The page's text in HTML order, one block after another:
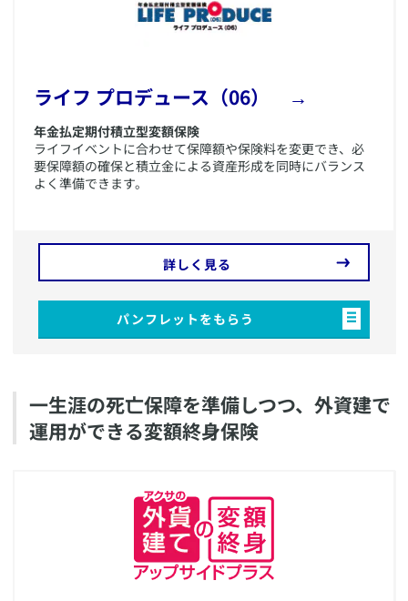
​ライフ プロデュース（06） →
年金払定期付積立型変額保険
ライフイベントに合わせて保障額や保険料を変更でき、必
要保障額の確保と積立金による資産形成を同時にバランス
よく準備できます。
詳しく見る
パンフレットをもらう
​一生涯の死亡保障を準備しつつ、外資建で
運用ができる変額終身保険